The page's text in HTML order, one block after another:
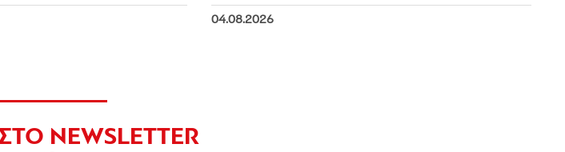
04.08.2026
NEWSLETTER